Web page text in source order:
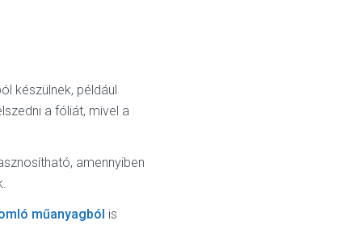
készülnek, például
a fóliát, mivel a
amennyiben
műanyagból is